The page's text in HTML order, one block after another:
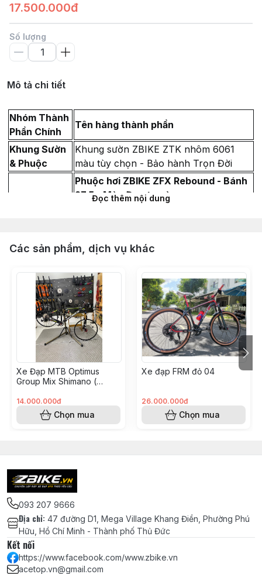
17.500.000đ
Số lượng
Mô tả chi tiết
Nhóm Thành
Phần Chính
Tên hàng thành phần
Khung Sườn
& Phuộc
Khung sườn ZBIKE ZTK nhôm 6061
màu tùy chọn - Bảo hành Trọn Đời
Phuộc hơi ZBIKE ZFX Rebound - Bánh
27.5 - Màu Đen ty vàng
Vòng Carbon chêm cổ phuộc 28.6
(Dày 10mm & 5mm)
Miếng dán Cao su bảo vệ gấp xe đạp
địa
Hệ Thống
Truyền Động
Full Group SHIMANO DEORE M6100 (6
món)- Made in Japan
Giò đĩa 32T (Tối ưu lực kéo và leo dốc)
Pedal MZYRH siêu nhẹ - MÀU ĐỎ
Hệ Thống
Phanh
Thắng đĩa dầu Shimano MT200 -
Chính hãng
Đĩa thắng SHIMANO SM-RT26 chính
hãng - 160mm
Niềng/Vành KOOZER TR25 chính hãng
steel)
Vỏ Lốp Continental URBAN gai trơn -
Ruột CST Ultra Light siêu nhẹ - Van
Đọc thêm nội dung
Các sản phẩm, dịch vụ khác
Xe Đạp MTB Optimus
Group Mix Shimano (
14.000.000đ
Chọn mua
Xe đạp FRM đỏ 04
26.000.000đ
Chọn mua
093 207 9666
Địa chỉ: 47 đường D1, Mega Village Khang Điền, Phường Phú
Hữu, Hồ Chí Minh - Thành phố Thủ Đức
Kết nối
https://www.facebook.com/www.zbike.vn
acetop.vn@gmail.com